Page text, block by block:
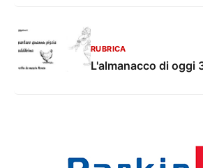
RUBRICA
L'almanacco di oggi